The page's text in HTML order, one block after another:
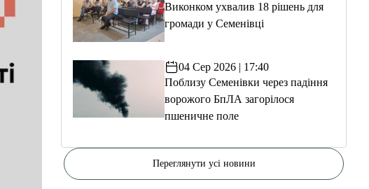
Виконком ухвалив 18 рішень для
громади у Семенівці
04 Сер 2026 | 17:40
Поблизу Семенівки через падіння
ворожого БпЛА загорілося
пшеничне поле
Переглянути усі новини